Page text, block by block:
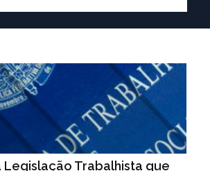
Legislação Trabalhista que